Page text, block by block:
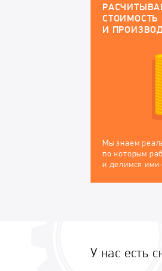
СТОИМОСТЬ
И
Мы знаем
по которым
и делимся ими
У нас есть